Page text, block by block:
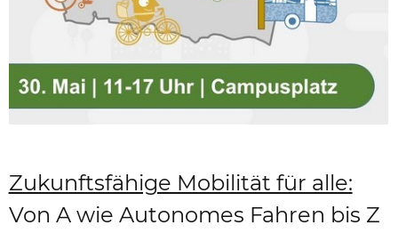
Zukunftsfähige Mobilität für alle:
Von A wie Autonomes Fahren bis Z